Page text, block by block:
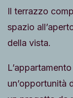
Il terrazzo
spazio
della vista.
un’opportunità